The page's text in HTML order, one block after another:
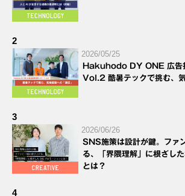
2
2026/05/25
Hakuhodo DY ONE 広告
Vol.2 酷暑テックで挑む、気
3
2026/06/26
SNS施策は設計が鍵。ファ
る、「界隈理解」に根ざし
とは？
4